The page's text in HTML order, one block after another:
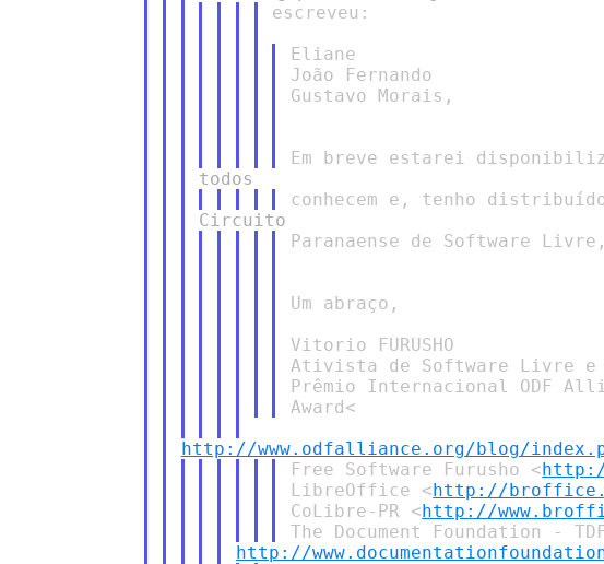
escreveu:
Eliane
João Fernando
Gustavo Morais,
Paranaense de Software
Um abraço,
Vitorio FURUSHO
Ativista de Software Livre e
Prêmio Internacional ODF
http://www.odfalliance.org/blog/
Free Software Furusho <
LibreOffice <http://
CoLibre-PR <http://
http://